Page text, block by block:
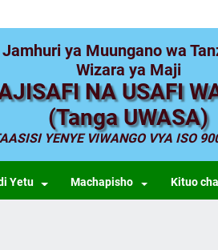
Jamhuri ya Muungano wa
Wizara ya Maji
NA USAFI
(Tanga UWASA)
YENYE VIWANGO VYA ISO
Yetu Machapisho Kituo